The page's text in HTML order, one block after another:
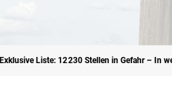
Exklusive Liste: 12 230 Stellen in Gefahr – In